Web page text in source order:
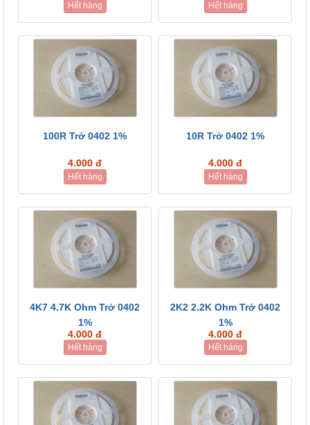
Hết hàng Hết hàng
100R Trở 0402 1%
4.000 đ
Hết hàng
10R Trở 0402 1%
4.000 đ
Hết hàng
4K7 4.7K Ohm Trở 0402
1%
4.000 đ
Hết hàng
2K2 2.2K Ohm Trở 0402
1%
4.000 đ
Hết hàng